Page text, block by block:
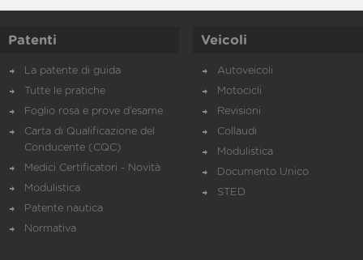
Patenti
La patente di guida
Tutte le pratiche
Foglio rosa e prove d’esame
Carta di Qualificazione del
Conducente (CQC)
Medici Certificatori - Novità
Modulistica
Patente nautica
Normativa
Veicoli
Autoveicoli
Motocicli
Revisioni
Collaudi
Modulistica
Documento Unico
STED